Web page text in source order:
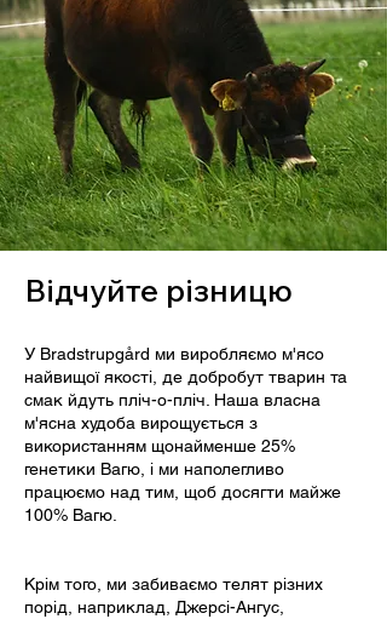
Відчуйте різницю
У Bradstrupgård ми виробляємо м'ясо
найвищої якості, де добробут тварин та
смак йдуть пліч-о-пліч. Наша власна
м'ясна худоба вирощується з
використанням щонайменше 25%
генетики Вагю, і ми наполегливо
працюємо над тим, щоб досягти майже
100% Вагю.
Крім того, ми забиваємо телят різних
порід, наприклад, Джерсі-Ангус,